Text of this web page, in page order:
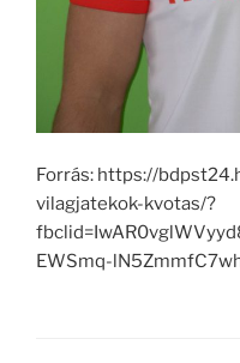
Forrás: https://
vilagjatekok-kvotas/?
EWSmq-